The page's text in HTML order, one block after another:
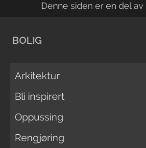
Denne siden er en del av
BOLIG
Arkitektur
Bli inspirert
Oppussing
Rengjøring